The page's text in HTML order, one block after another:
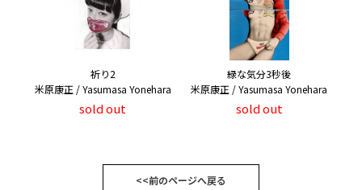
祈り2
米原康正 / Yasumasa Yonehara
sold out
緑な気分3秒後
米原康正 / Yasumasa Yonehara
sold out
<<前のページへ戻る